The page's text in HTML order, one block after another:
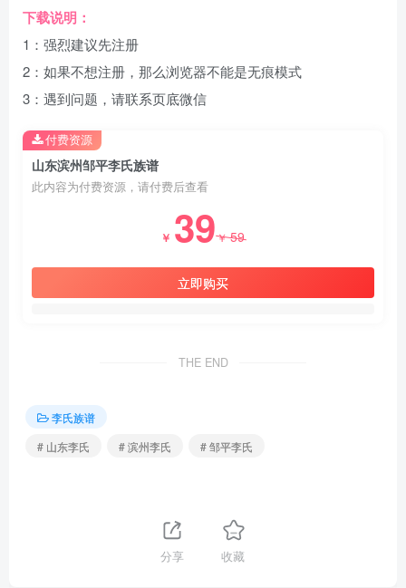
下载说明：
1：强烈建议先注册
2：如果不想注册，那么浏览器不能是无痕模式
3：遇到问题，请联系页底微信
山东滨州邹平李氏族谱
此内容为付费资源，请付费后查看
￥ 39￥59
立即购买
付费资源
THE END
李氏族谱
# 山东李氏
# 滨州李氏 # 邹平李氏
分享 收藏